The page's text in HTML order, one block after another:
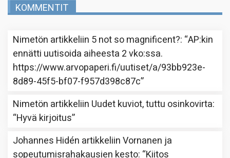
KOMMENTIT
Nimetön artikkeliin 5 not so magnificent?: “AP:kin
ennätti uutisoida aiheesta 2 vko:ssa.
https://www.arvopaperi.fi/uutiset/a/93bb923e-
8d89-45f5-bf07-f957d398c87c”
Nimetön artikkeliin Uudet kuviot, tuttu osinkovirta:
“Hyvä kirjoitus”
Johannes Hidén artikkeliinVornanen ja
sopeutumisrahakausien kesto: “Kiitos